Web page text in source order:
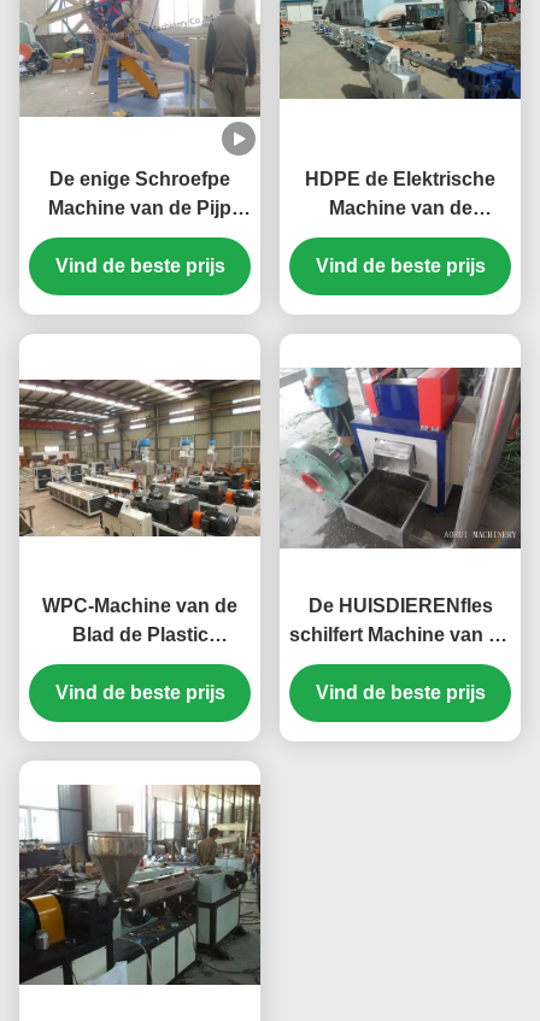
De enige Schroefpe
Machine van de Pijp
Plastic Uitdrijving met
Hoge Capaciteit
Vind de beste prijs
HDPE de Elektrische
Machine van de
Waterpijp Plastic
Uitdrijving, pp-de
Extruder van de
Vind de beste prijs
WPC-Machine van de
Blad de Plastic
Uitdrijving, Kegel
Tweelingschroefextruder
Vind de beste prijs
De HUISDIERENfles
schilfert Machine van de
Granulator de Plastic
Uitdrijving, de
Korrelextruder van de
Vind de beste prijs